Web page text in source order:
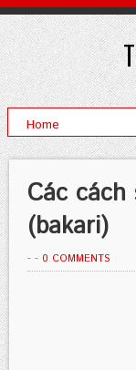
Home
Các
(bakari)
- - 0 COMMENTS